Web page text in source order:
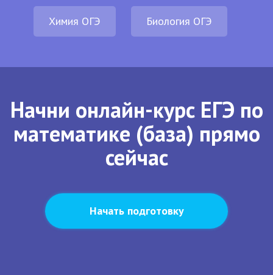
Химия ОГЭ Биология ОГЭ
Начни онлайн-курс ЕГЭ по
математике (база) прямо
сейчас
Начать подготовку